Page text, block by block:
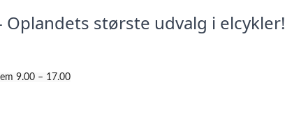
Oplandets største udvalg i elcykler!
9.00 – 17.00